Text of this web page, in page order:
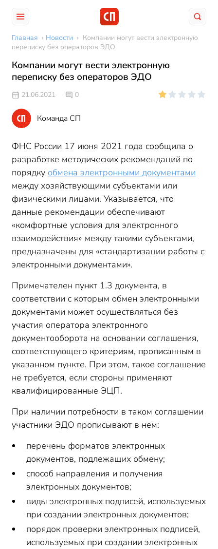
Главная › Новости › Компании могут вести электронную
переписку без операторов ЭДО
Компании могут вести электронную
переписку без операторов ЭДО
21.06.2021 0
Команда СП
ФНС России 17 июня 2021 года сообщила о
разработке методических рекомендаций по
порядку обмена электронными документами
между хозяйствующими субъектами или
физическими лицами. Указывается, что
данные рекомендации обеспечивают
«комфортные условия для электронного
взаимодействия» между такими субъектами,
предназначены для «стандартизации работы с
электронными документами».
Примечателен пункт 1.3 документа, в
соответствии с которым обмен электронными
документами может осуществляться без
участия оператора электронного
документооборота на основании соглашения,
соответствующего критериям, прописанным в
указанном пункте. При этом, такое соглашение
не требуется, если стороны применяют
квалифицированные ЭЦП.
При наличии потребности в таком соглашении
участники ЭДО прописывают в нем:
перечень форматов электронных
документов, подлежащих обмену;
способ направления и получения
электронных документов;
виды электронных подписей, используемых
при создании электронных документов;
порядок проверки электронных подписей,
используемых при создании электронных